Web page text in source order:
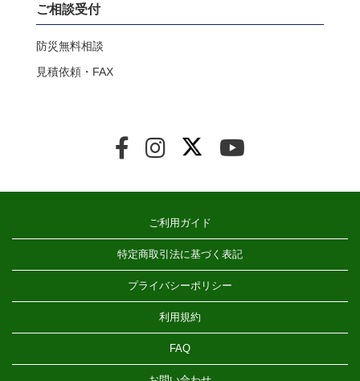
ご相談受付
防災無料相談
見積依頼・FAX
ご利用ガイド
特定商取引法に基づく表記
プライバシーポリシー
利用規約
FAQ